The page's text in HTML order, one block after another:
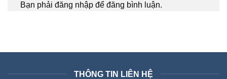
Bạn phải đăng nhập để đăng bình luận.
THÔNG TIN LIÊN HỆ